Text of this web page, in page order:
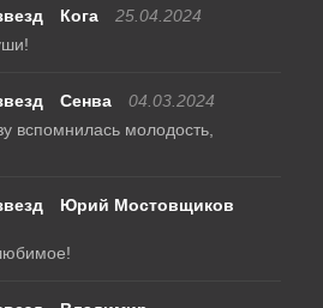
Кога
25.04.2024
Сенва
04.03.2024
вспомнилась молодость,
Юрий Мостовщиков